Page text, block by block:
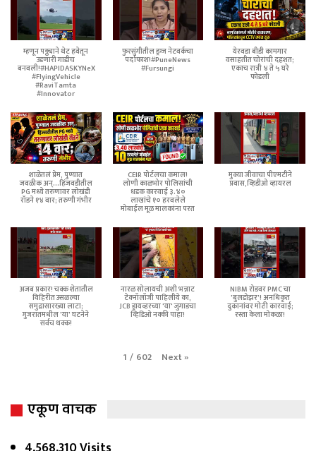
म्हणून पठ्ठ्याने थेट हवेतून
उडणारी गाडीच
बनवली!#HAPIDASKYNeX
#FlyingVehicle
#RaviTamta
#Innovator
फुरसुंगीतील ड्रग्ज नेटवर्कचा
पर्दाफाश!#PuneNews
#Fursungi
येरवडा बीडी कामगार
वसाहतीत चोरांची दहशत;
एकाच रात्री ४ ते ५ घरे
फोडली
शाळेतलं प्रेम, पुण्यात
जवळीक अन्...हिंजवडीतील
PG मध्ये तरुणावर लोखंडी
रॉडने १४ वार; तरुणी गंभीर
CEIR पोर्टलचा कमाल!
लोणी काळभोर पोलिसांची
धडक कारवाई ३.४०
लाखांचे १० हरवलेले
मोबाईल मूळ मालकांना परत
मुक्या जीवाचा पीएमटीने
प्रवास,व्हिडीओ व्हायरल
अजब प्रकार! चक्क शेतातील
विहिरीत उसळल्या
समुद्रासारख्या लाटा;
गुजरातमधील 'या' घटनेने
सर्वच थक्क!
नारळ सोलायची अशी भन्नाट
टेक्नॉलॉजी पाहिलीये का,
JCB ड्रायव्हरच्या 'या' जुगाडचा
व्हिडिओ नक्की पाहा!
NIBM रोडवर PMC चा
'बुलडोझर'! अनधिकृत
दुकानांवर मोठी कारवाई;
रस्ता केला मोकळा!
1 / 602 Next»
एकूण वाचक